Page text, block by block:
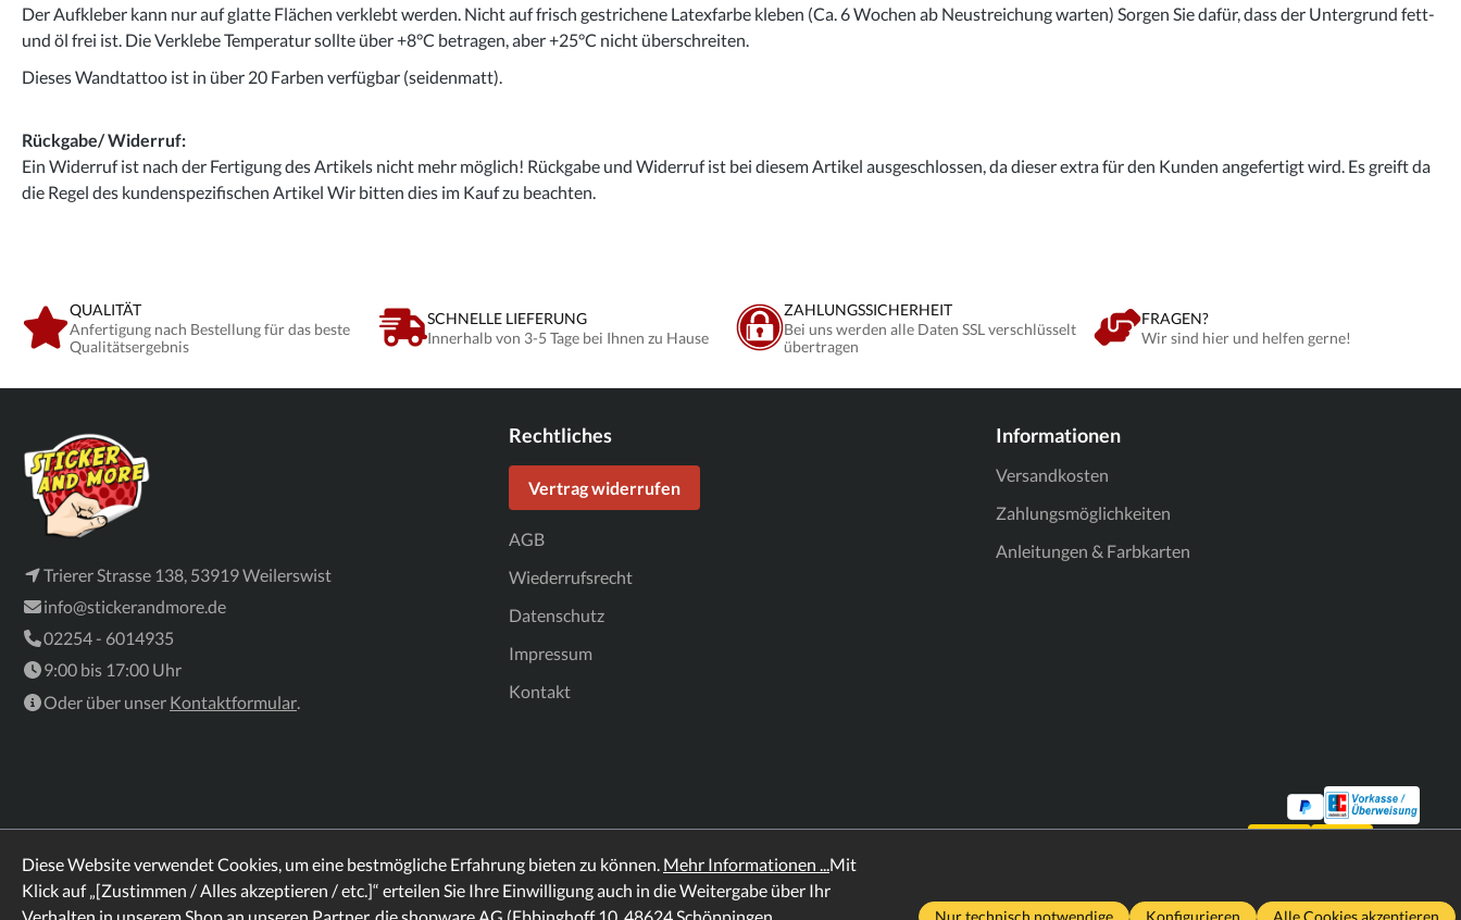
Der Aufkleber kann nur auf glatte Flächen verklebt werden. Nicht auf frisch gestrichene Latexfarbe kleben (Ca. 6 Wochen ab Neustreichung warten) Sorgen Sie dafür, dass der Untergrund fett-
und öl frei ist. Die Verklebe Temperatur sollte über +8°C betragen, aber +25°C nicht überschreiten.
Dieses Wandtattoo ist in über 20 Farben verfügbar (seidenmatt).
Rückgabe/ Widerruf:
Ein Widerruf ist nach der Fertigung des Artikels nicht mehr möglich! Rückgabe und Widerruf ist bei diesem Artikel ausgeschlossen, da dieser extra für den Kunden angefertigt wird. Es greift da
die Regel des kundenspezifischen Artikel Wir bitten dies im Kauf zu beachten.
QUALITÄT
Anfertigung nach Bestellung für das beste
Qualitätsergebnis
SCHNELLE LIEFERUNG
Innerhalb von 3-5 Tage bei Ihnen zu Hause
ZAHLUNGSSICHERHEIT
Bei uns werden alle Daten SSL verschlüsselt
übertragen
FRAGEN?
Wir sind hier und helfen gerne!
Trierer Strasse 138, 53919 Weilerswist
info@stickerandmore.de
02254 - 6014935
9:00 bis 17:00 Uhr
Oder über unser Kontaktformular.
Rechtliches
Vertrag widerrufen
AGB
Wiederrufsrecht
Datenschutz
Impressum
Kontakt
Informationen
Versandkosten
Zahlungsmöglichkeiten
Anleitungen & Farbkarten
Diese Website verwendet Cookies, um eine bestmögliche Erfahrung bieten zu können. Mehr Informationen ...Mit
Klick auf „[Zustimmen / Alles akzeptieren / etc.]“ erteilen Sie Ihre Einwilligung auch in die Weitergabe über Ihr
Nur technisch notwendige Konfigurieren Alle Cookies akzeptieren